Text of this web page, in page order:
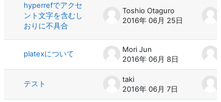
hyperrefでアクセ
ント文字を含むし
おりに不具合
Toshio Otaguro
2016年 06月 25日
platexについて
Mori Jun
2016年 06月 8日
テスト
taki
2016年 06月 7日